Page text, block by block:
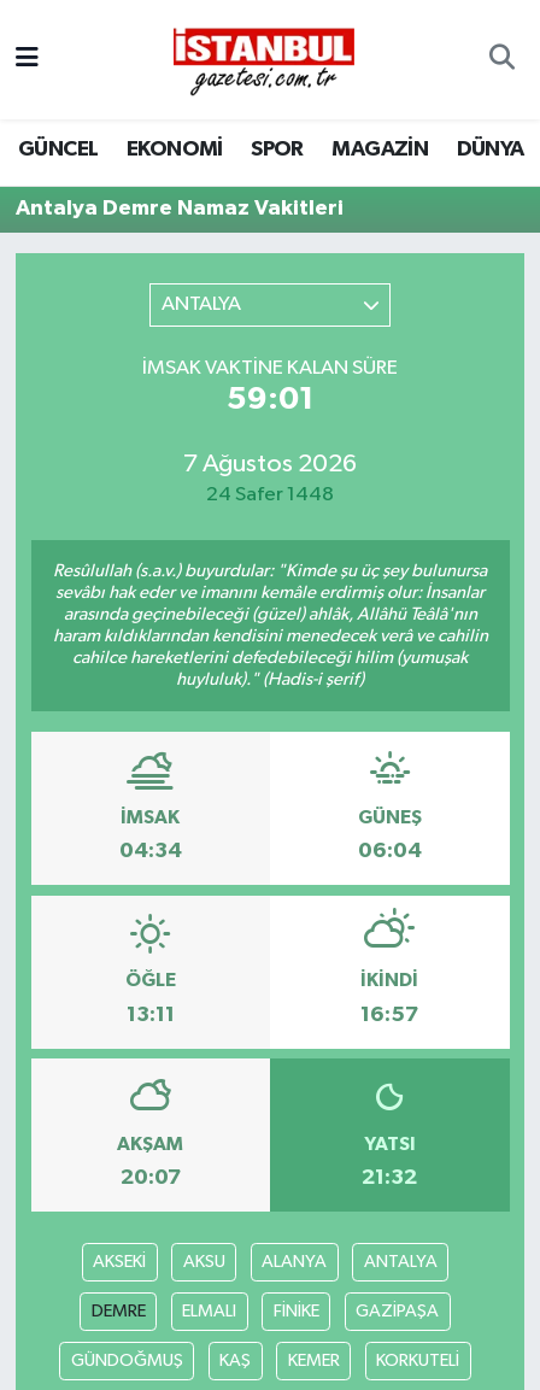
GÜNCEL EKONOMİ SPOR MAGAZİN DÜNYA
Antalya Demre Namaz Vakitleri
ANTALYA
İMSAK VAKTINE KALAN SÜRE
59:01
7 Ağustos 2026
24 Safer 1448
Resûlullah (s.a.v.) buyurdular: "Kimde şu üç şey bulunursa
sevâbı hak eder ve imanını kemâle erdirmiş olur: İnsanlar
arasında geçinebileceği (güzel) ahlâk, Allâhü Teâlâ'nın
haram kıldıklarından kendisini menedecek verâ ve cahilin
cahilce hareketlerini defedebileceği hilim (yumuşak
huyluluk)." (Hadis-i şerif)
İMSAK
04:34
GÜNEŞ
06:04
ÖĞLE
13:11
İKINDI
16:57
AKŞAM
20:07
YATSI
21:32
AKSEKİ AKSU ALANYA ANTALYA
DEMRE ELMALI FİNİKE GAZİPAŞA
GÜNDOĞMUŞ KAŞ KEMER KORKUTELİ
EKONOMİ
İSTANBUL
KÜLTÜR SANAT
BİLİM VE TEKNOLOJİ
OTOMOBİL
Nöbetçi Eczaneler
Hava Durumu
Trafik Durumu
Son Dakika Haberleri